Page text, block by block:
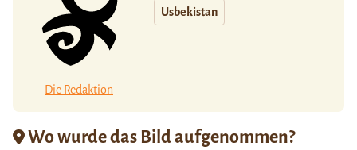
Die Redaktion
Usbekistan
Wo wurde das Bild aufgenommen?